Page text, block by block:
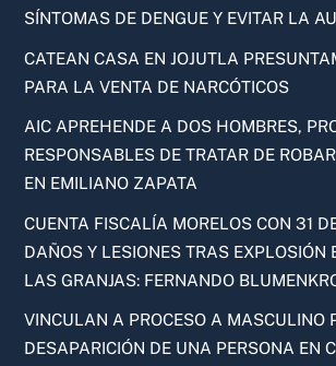
SÍNTOMAS DE DENGUE Y EVITAR LA
CATEAN CASA EN JOJUTLA
PARA LA VENTA DE NARCÓTICOS
AIC APREHENDE A DOS HOMBRES,
RESPONSABLES DE TRATAR DE
EN EMILIANO ZAPATA
CUENTA FISCALÍA MORELOS CON 31
DAÑOS Y LESIONES TRAS EXPLOSIÓN
LAS GRANJAS: FERNANDO
VINCULAN A PROCESO A MASCULINO
DESAPARICIÓN DE UNA PERSONA EN